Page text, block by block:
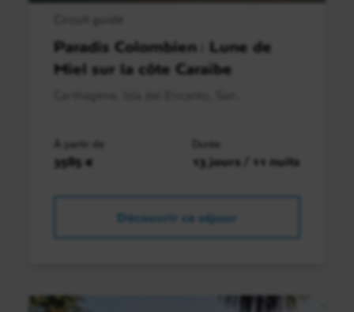
Paradis Colombien : Lune de
Miel sur la côte Caraïbe
À partir de
3585 €
Durée
13 jours / 11 nuits
Découvrir ce séjour